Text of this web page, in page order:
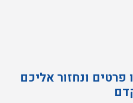
ונחזור אליכם